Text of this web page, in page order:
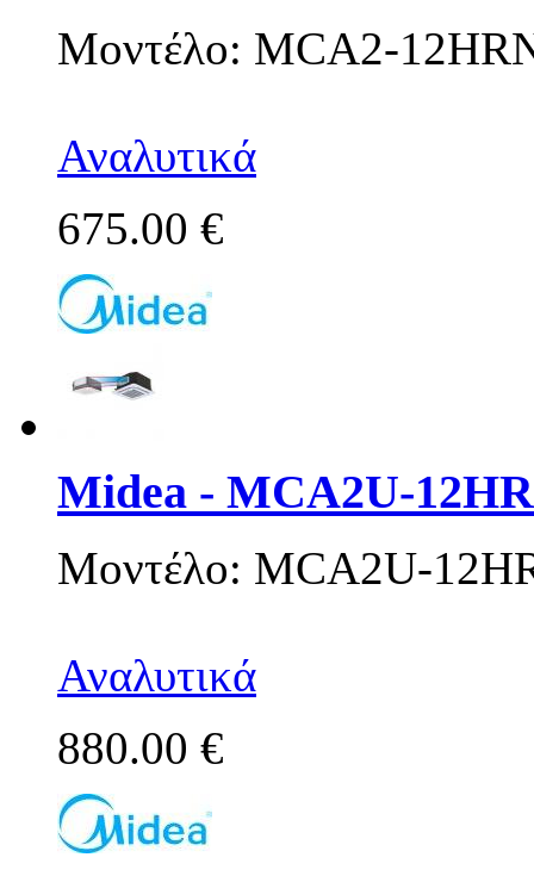
Μοντέλο: MCA2-
Αναλυτικά
675.00 €
Midea - MCA2U-
Μοντέλο: MCA2U-
Αναλυτικά
880.00 €